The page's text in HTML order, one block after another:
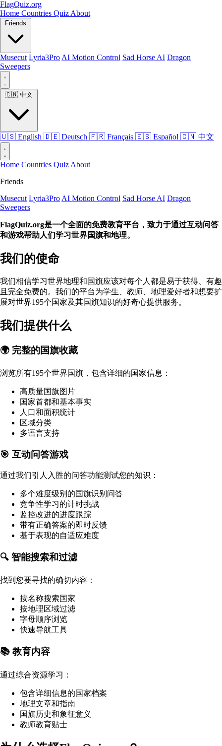
FlagQuiz.org
Home Countries Quiz About
Friends
Musecut Lyria3Pro AI Motion Control Sad Horse AI Dragon
Sweepers
🇨🇳 中文
🇺🇸 English 🇩🇪 Deutsch 🇫🇷 Français 🇪🇸 Español 🇨🇳 中文
Home Countries Quiz About
Friends
Musecut Lyria3Pro AI Motion Control Sad Horse AI Dragon
Sweepers
FlagQuiz.org是一个全面的免费教育平台，致力于通过互动问答
和游戏帮助人们学习世界国旗和地理。
我们的使命
我们相信学习世界地理和国旗应该对每个人都是易于获得、有趣
且完全免费的。我们的平台为学生、教师、地理爱好者和想要扩
展对世界195个国家及其国旗知识的好奇心提供服务。
我们提供什么
🌍 完整的国旗收藏
浏览所有195个世界国旗，包含详细的国家信息：
高质量国旗图片
国家首都和基本事实
人口和面积统计
区域分类
多语言支持
🎯 互动问答游戏
通过我们引人入胜的问答功能测试您的知识：
多个难度级别的国旗识别问答
竞争性学习的计时挑战
监控改进的进度跟踪
带有正确答案的即时反馈
基于表现的自适应难度
🔍 智能搜索和过滤
找到您要寻找的确切内容：
按名称搜索国家
按地理区域过滤
字母顺序浏览
快速导航工具
📚 教育内容
通过综合资源学习：
包含详细信息的国家档案
地理文章和指南
国旗历史和象征意义
教师教育贴士